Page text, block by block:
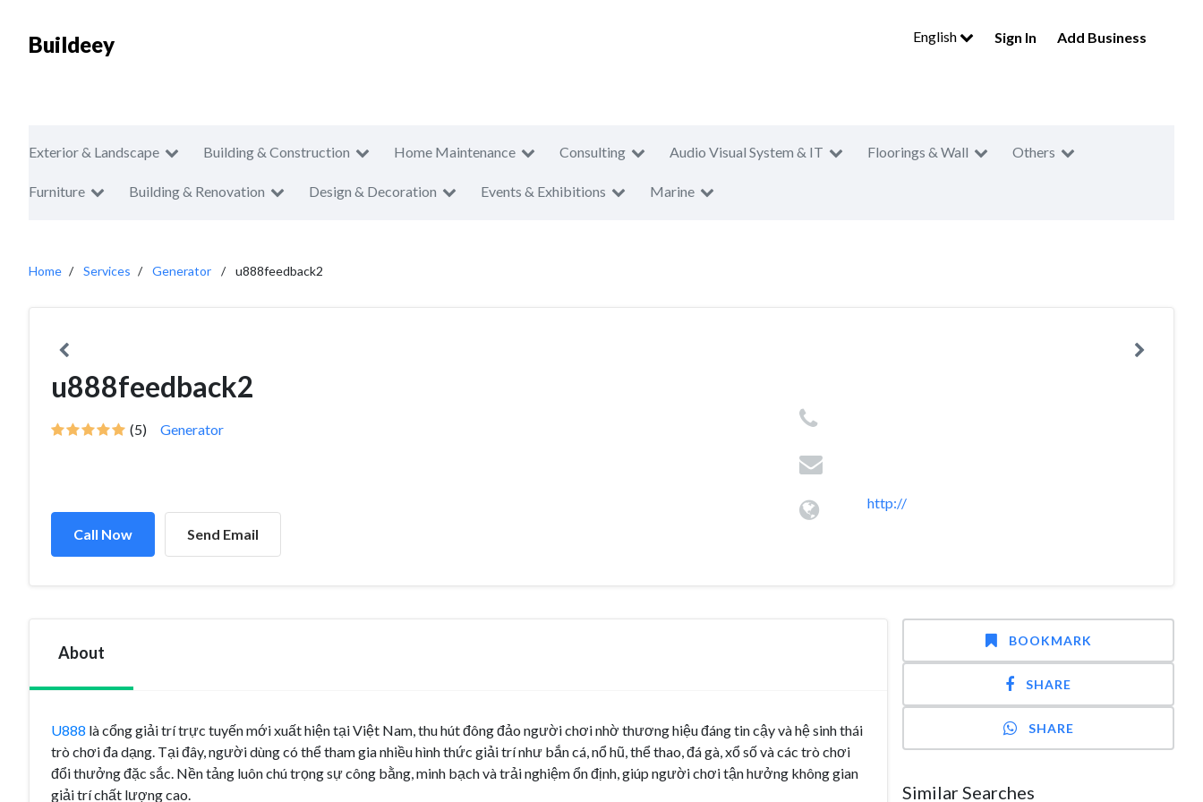
Buildeey English Sign In Add Business
Exterior & Landscape Building & Construction Home Maintenance Consulting Audio Visual System & IT Floorings & Wall Others
Furniture Building & Renovation Design & Decoration Events & Exhibitions Marine
Home Services Generator u888feedback2
u888feedback2
(5) Generator
Call Now Send Email
http://
About
U888 là cổng giải trí trực tuyến mới xuất hiện tại Việt Nam, thu hút đông đảo người chơi nhờ thương hiệu đáng tin cậy và hệ sinh thái
trò chơi đa dạng. Tại đây, người dùng có thể tham gia nhiều hình thức giải trí như bắn cá, nổ hũ, thể thao, đá gà, xổ số và các trò chơi
đổi thưởng đặc sắc. Nền tảng luôn chú trọng sự công bằng, minh bạch và trải nghiệm ổn định, giúp người chơi tận hưởng không gian
giải trí chất lượng cao.
BOOKMARK
SHARE
SHARE
Similar Searches